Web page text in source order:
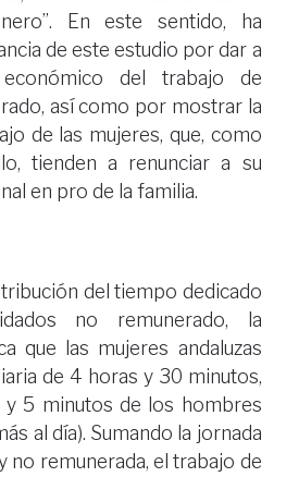
En este sentido, ha
de este estudio por dar a
del trabajo de
así como por mostrar la
de las mujeres, que, como
tienden a renunciar a su
en pro de la familia.
del tiempo dedicado
no remunerado, la
que las mujeres andaluzas
de 4 horas y 30 minutos,
5 minutos de los hombres
al día). Sumando la jornada
no remunerada, el trabajo de